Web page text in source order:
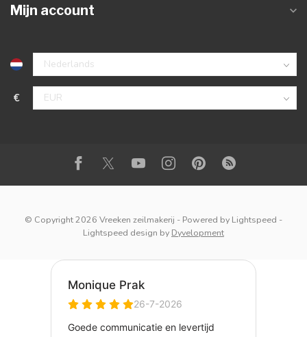
Mijn account
€
© Copyright 2026 Vreeken zeilmakerij - Powered by Lightspeed -
Lightspeed design by Dyvelopment